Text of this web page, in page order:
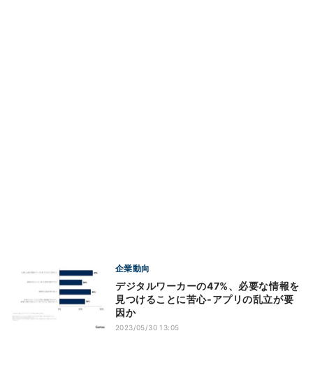
企業動向
デジタルワーカーの47%、必要な情報を
見つけることに苦心‐アプリの乱立が要
因か
2023/05/30 13:05